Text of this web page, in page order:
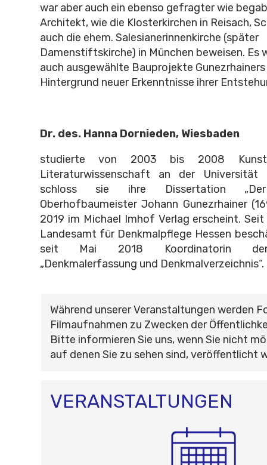
war aber auch ein ebenso gefragter wie
Architekt, wie die Klosterkirchen in Reisach,
auch die ehem. Salesianerinnenkirche (später
Damenstiftskirche) in München beweisen. Es
auch ausgewählte Bauprojekte
Hintergrund neuer Erkenntnisse ihrer
Dr. des. Hanna Dornieden, Wiesbaden
studierte von 2003 bis 2008
Literaturwissenschaft an der Universität
schloss sie ihre Dissertation „Der
Oberhofbaumeister Johann Gunezrhainer
2019 im Michael Imhof Verlag erscheint.
Landesamt für Denkmalpflege Hessen
seit Mai 2018 Koordinatorin der
„Denkmalerfassung und Denkmalverzeichnis“.
Während unserer Veranstaltungen werden
Filmaufnahmen zu Zwecken der
Bitte informieren Sie uns, wenn Sie nicht
auf denen Sie zu sehen sind, veröffentlicht
VERANSTALTUNGEN